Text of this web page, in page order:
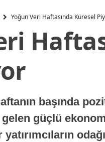
Yoğun Veri Haftasında Küresel
başında
gelen güçlü